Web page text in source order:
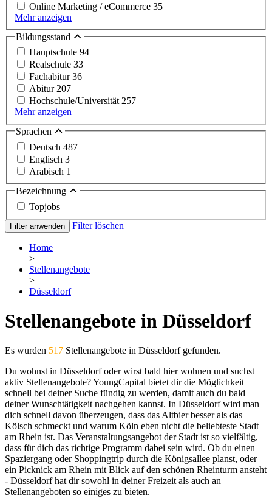
Online Marketing / eCommerce 35
Mehr anzeigen
Bildungsstand
Hauptschule 94
Realschule 33
Fachabitur36
Abitur207
Hochschule/Universität257
Mehr anzeigen
Sprachen
Deutsch 487
Englisch 3
Arabisch 1
Bezeichnung
Topjobs
Filter anwenden Filter löschen
Home
>
Stellenangebote
>
Düsseldorf
Stellenangebote in Düsseldorf
Es wurden 517 Stellenangebote in Düsseldorf gefunden.
Du wohnst in Düsseldorf oder wirst bald hier wohnen und suchst
aktiv Stellenangebote? YoungCapital bietet dir die Möglichkeit
schnell bei deiner Suche fündig zu werden, damit auch du bald
deiner Wunschtätigkeit nachgehen kannst. In Düsseldorf wird man
dich schnell davon überzeugen, dass das Altbier besser als das
Kölsch schmeckt und warum Köln eben nicht die beliebteste Stadt
am Rhein ist. Das Veranstaltungsangebot der Stadt ist so vielfältig,
dass für dich das richtige Programm dabei sein wird. Ob du einen
Spaziergang oder Shoppingtrip durch die Königsallee planst, oder
ein Picknick am Rhein mit Blick auf den schönen Rheinturm ansteht
- Düsseldorf hat dir sowohl in deiner Freizeit als auch an
Stellenangeboten so einiges zu bieten.